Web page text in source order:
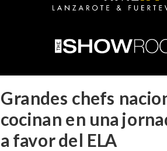
Grandes chefs
cocinan en una
a favor del ELA